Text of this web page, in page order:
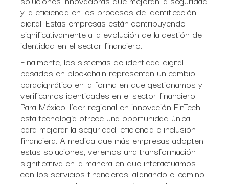
y la eficiencia en los procesos de identificación
digital. Estas empresas están contribuyendo
significativamente a la evolución de la gestión de
identidad en el sector financiero.
Finalmente, los sistemas de identidad digital
basados en blockchain representan un cambio
paradigmático en la forma en que gestionamos y
verificamos identidades en el sector financiero.
Para México, líder regional en innovación FinTech,
esta tecnología ofrece una oportunidad única
para mejorar la seguridad, eficiencia e inclusión
financiera. A medida que más empresas adopten
estas soluciones, veremos una transformación
significativa en la manera en que interactuamos
con los servicios financieros, allanando el camino